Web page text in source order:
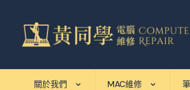
關於我們 MAC維修